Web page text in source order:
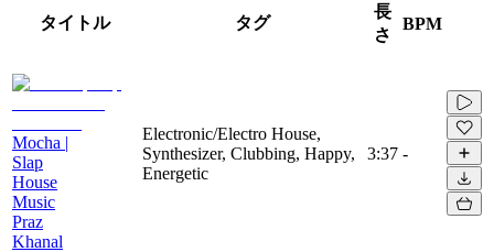
タイトル タグ
長
さ
BPM
Mocha |
Slap
House
Music
Praz
Khanal
Electronic/Electro House,
Synthesizer, Clubbing, Happy,
Energetic
3:37 -